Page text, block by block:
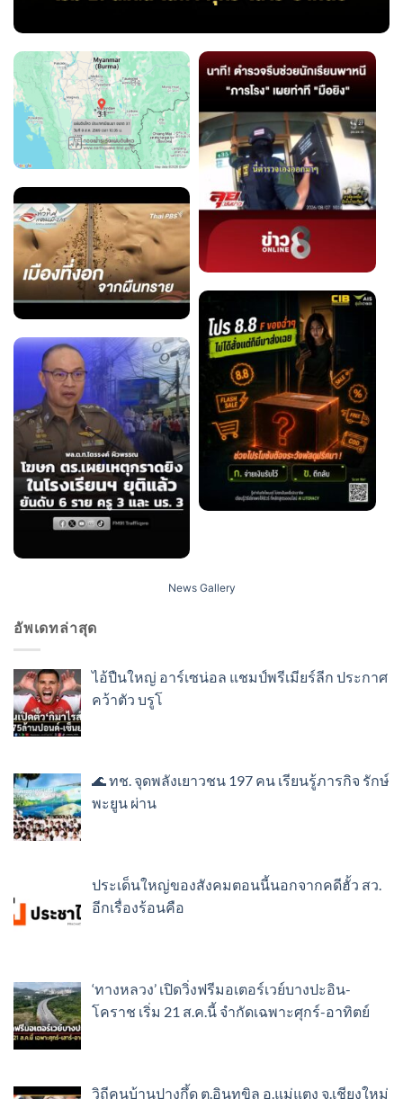
News Gallery
อัพเดทล่าสุด
ไอ้ปืนใหญ่ อาร์เซน่อล แชมป์พรีเมียร์ลีก ประกาศ
คว้าตัว บรูโ
🌊 ทช. จุดพลังเยาวชน 197 คน เรียนรู้ภารกิจ รักษ์
พะยูน ผ่าน
ประเด็นใหญ่ของสังคมตอนนี้นอกจากคดีฮั้ว สว.
อีกเรื่องร้อนคือ
‘ทางหลวง’ เปิดวิ่งฟรีมอเตอร์เวย์บางปะอิน-
โคราช เริ่ม 21 ส.ค.นี้ จำกัดเฉพาะศุกร์-อาทิตย์
วิถีคนบ้านปางกึ้ด ต.อินทขิล อ.แม่แตง จ.เชียงใหม่